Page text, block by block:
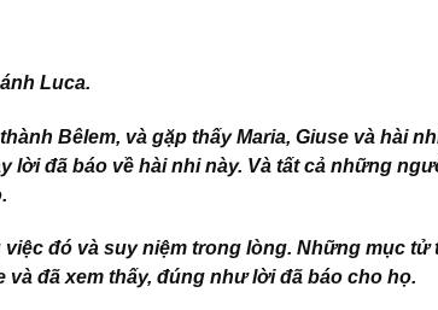
Luca.
Bêlem, và gặp thấy Maria, Giuse và hài
lời đã báo về hài nhi này. Và tất cả những
đó và suy niệm trong lòng. Những mục
và đã xem thấy, đúng như lời đã báo cho họ.